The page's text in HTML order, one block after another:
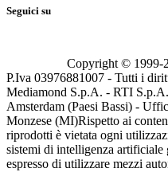
Seguici su
Copyright © 1999-
P.Iva 03976881007 - Tutti i
Mediamond S.p.A. - RTI
Amsterdam (Paesi Bassi) -
Monzese (MI)Rispetto ai
riprodotti è vietata ogni
sistemi di intelligenza
espresso di utilizzare mezzi